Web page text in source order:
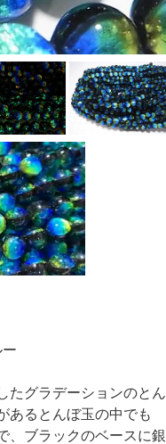
たグラデーションのとん
あるとんぼ玉の中でも
、ブラックのベースに銀